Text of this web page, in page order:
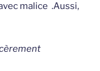
malice .Aussi,